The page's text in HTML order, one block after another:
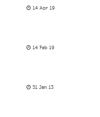
14 Apr 19
14 Feb 19
31 Jan 13